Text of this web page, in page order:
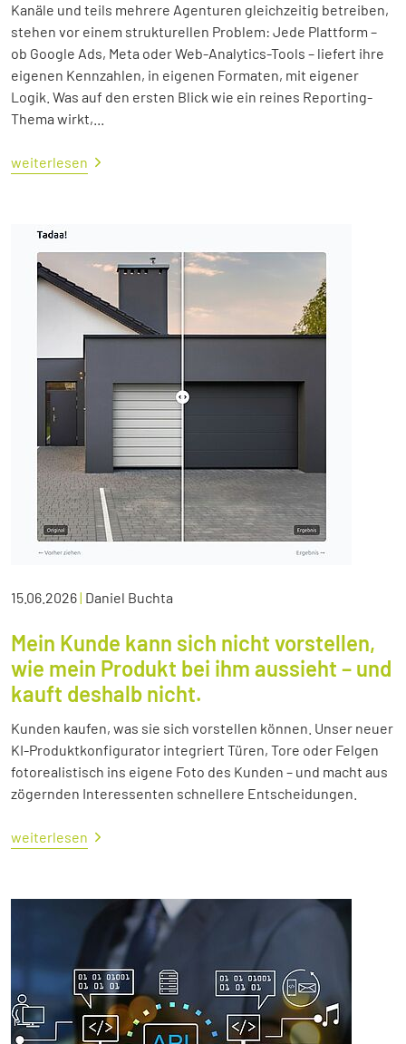
Kanäle und teils mehrere Agenturen gleichzeitig betreiben,
stehen vor einem strukturellen Problem: Jede Plattform –
ob Google Ads, Meta oder Web-Analytics-Tools – liefert ihre
eigenen Kennzahlen, in eigenen Formaten, mit eigener
Logik. Was auf den ersten Blick wie ein reines Reporting-
Thema wirkt,...
weiterlesen
15.06.2026| Daniel Buchta
Mein Kunde kann sich nicht vorstellen,
wie mein Produkt bei ihm aussieht – und
kauft deshalb nicht.
Kunden kaufen, was sie sich vorstellen können. Unser neuer
KI-Produktkonfigurator integriert Türen, Tore oder Felgen
fotorealistisch ins eigene Foto des Kunden – und macht aus
zögernden Interessenten schnellere Entscheidungen.
weiterlesen